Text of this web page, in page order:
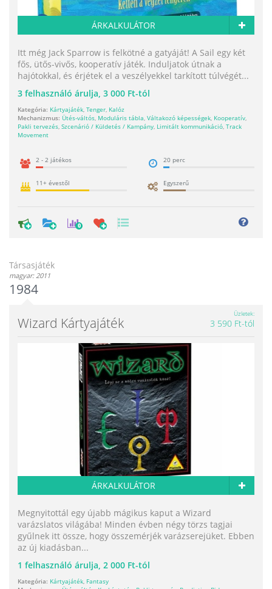
ÁRKALKULÁTOR
Itt még Jack Sparrow is felkötné a gatyáját! A Sail egy két
fős, ütős-vivős, kooperatív játék. Induljatok útnak a
hajótokkal, és érjétek el a veszélyekkel tarkított túlvégét...
3 felhasználó árulja, 3 000 Ft-tól
Kategória: Kártyajáték, Tenger, Kalóz
Mechanizmus: Ütés-váltós, Moduláris tábla, Váltakozó képességek, Kooperatív,
Pakli tervezés, Szcenárió / Küldetés / Kampány, Limitált kommunikáció, Track
Movement
2 - 2 játékos 20 perc
11+ évestől Egyszerű
0
Társasjáték
magyar: 2011
1984
Wizard Kártyajáték
Üzletek
3 590 Ft-tól
ÁRKALKULÁTOR
Megnyitottál egy újabb mágikus kaput a Wizard
varázslatos világába! Minden évben négy törzs tagjai
gyűlnek itt össze, hogy összemérjék varázserejüket. Ebben
az új kiadásban...
1 felhasználó árulja, 2 000 Ft-tól
Kategória: Kártyajáték, Fantasy